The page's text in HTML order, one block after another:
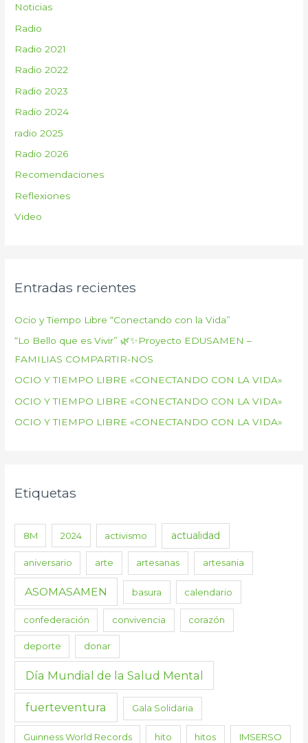
Noticias
Radio
Radio 2021
Radio 2022
Radio 2023
Radio 2024
radio 2025
Radio 2026
Recomendaciones
Reflexiones
Video
Entradas recientes
Ocio y Tiempo Libre “Conectando con la Vida”
“Lo Bello que es Vivir” 🌿✨Proyecto EDUSAMEN –
FAMILIAS COMPARTIR-NOS
OCIO Y TIEMPO LIBRE «CONECTANDO CON LA VIDA»
OCIO Y TIEMPO LIBRE «CONECTANDO CON LA VIDA»
OCIO Y TIEMPO LIBRE «CONECTANDO CON LA VIDA»
Etiquetas
8M 2024 activismo actualidad
aniversario arte artesanas artesania
ASOMASAMEN basura calendario
confederación convivencia corazón
deporte donar
Día Mundial de la Salud Mental
fuerteventura Gala Solidaria
Guinness World Records hito hitos IMSERSO